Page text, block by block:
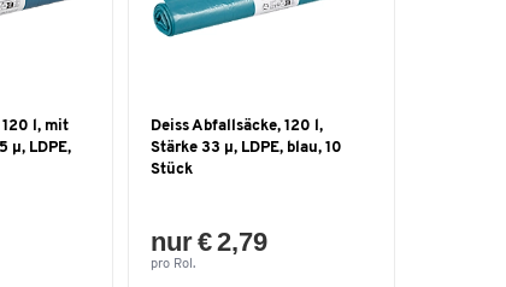
120 l, mit
μ, LDPE,
Deiss Abfallsäcke, 120 l,
Stärke 33 μ, LDPE, blau, 10
Stück
nur € 2,79
pro Rol.